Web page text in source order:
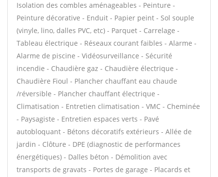
Isolation des combles aménageables - Peinture -
Peinture décorative - Enduit - Papier peint - Sol souple
(vinyle, lino, dalles PVC, etc) - Parquet - Carrelage -
Tableau électrique - Réseaux courant faibles - Alarme -
Alarme de piscine - Vidéosurveillance - Sécurité
incendie - Chaudière gaz - Chaudière électrique -
Chaudière Fioul - Plancher chauffant eau chaude
/réversible - Plancher chauffant électrique -
Climatisation - Entretien climatisation - VMC - Cheminée
- Paysagiste - Entretien espaces verts - Pavé
autobloquant - Bétons décoratifs extérieurs - Allée de
jardin - Clôture - DPE (diagnostic de performances
énergétiques) - Dalles béton - Démolition avec
transports de gravats - Portes de garage - Placards et